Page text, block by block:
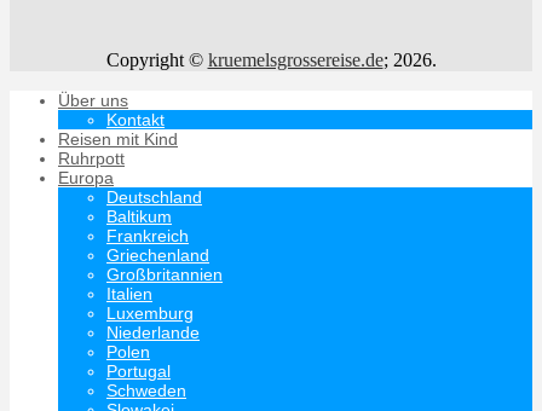
Copyright © kruemelsgrossereise.de; 2026.
Über uns
Kontakt
Reisen mit Kind
Ruhrpott
Europa
Deutschland
Baltikum
Frankreich
Griechenland
Großbritannien
Italien
Luxemburg
Niederlande
Polen
Portugal
Schweden